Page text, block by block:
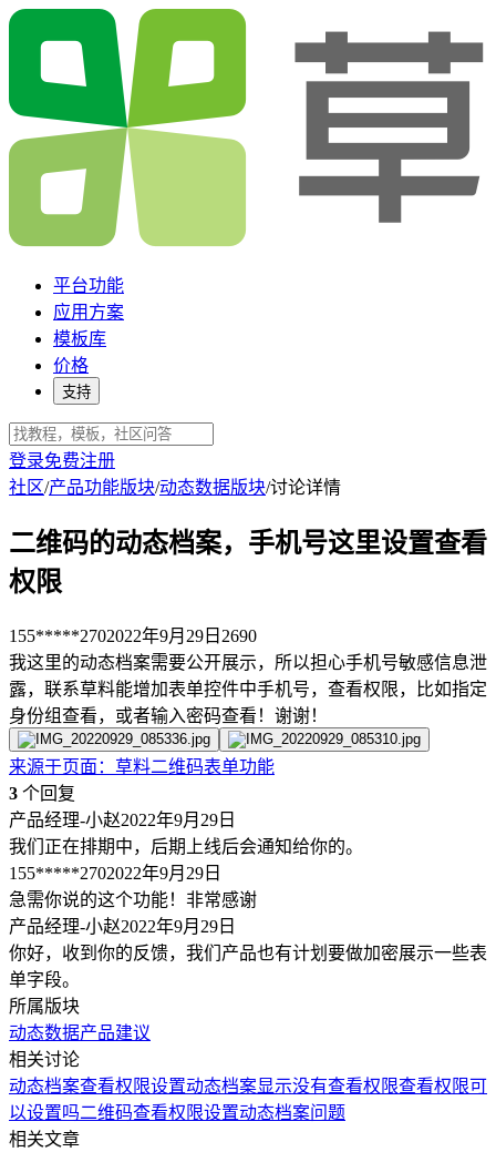
平台功能
应用方案
模板库
价格
支持
登录免费注册
社区/产品功能版块/动态数据版块/讨论详情
二维码的动态档案，手机号这里设置查看
权限
155*****2702022年9月29日 2690
我这里的动态档案需要公开展示，所以担心手机号敏感信息泄
露，联系草料能增加表单控件中手机号，查看权限，比如指定
身份组查看，或者输入密码查看！谢谢！
来源于页面 ： 草料二维码表单功能
3 个回复
产品经理-小赵2022年9月29日
我们正在排期中，后期上线后会通知给你的。
155*****2702022年9月29日
急需你说的这个功能！非常感谢
产品经理-小赵2022年9月29日
你好，收到你的反馈，我们产品也有计划要做加密展示一些表
单字段。
所属版块
动态数据产品建议
相关讨论
动态档案查看权限设置动态档案显示没有查看权限查看权限可
以设置吗二维码查看权限设置动态档案问题
相关文章